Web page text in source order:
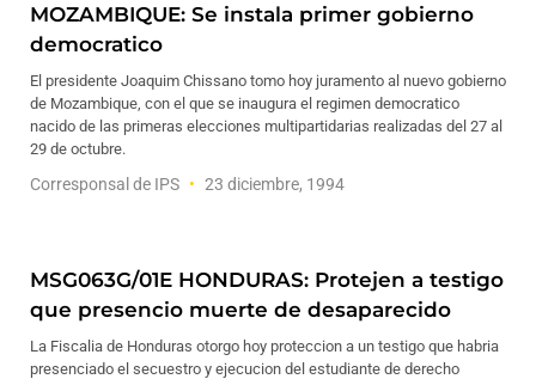
MOZAMBIQUE: Se instala primer gobierno
democratico
El presidente Joaquim Chissano tomo hoy juramento al nuevo gobierno
de Mozambique, con el que se inaugura el regimen democratico
nacido de las primeras elecciones multipartidarias realizadas del 27 al
29 de octubre.
Corresponsal de IPS 23 diciembre, 1994
MSG063G/01E HONDURAS: Protejen a testigo
que presencio muerte de desaparecido
La Fiscalia de Honduras otorgo hoy proteccion a un testigo que habria
presenciado el secuestro y ejecucion del estudiante de derecho